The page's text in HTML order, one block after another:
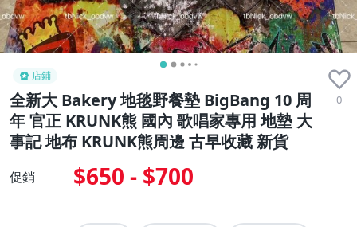
店鋪
全新大 Bakery 地毯野餐墊 BigBang 10 周
年 官正 KRUNK熊 國內 歌唱家專用 地墊 大
事記 地布 KRUNK熊周邊 古早收藏 新貨
0
促銷 $650 - $700